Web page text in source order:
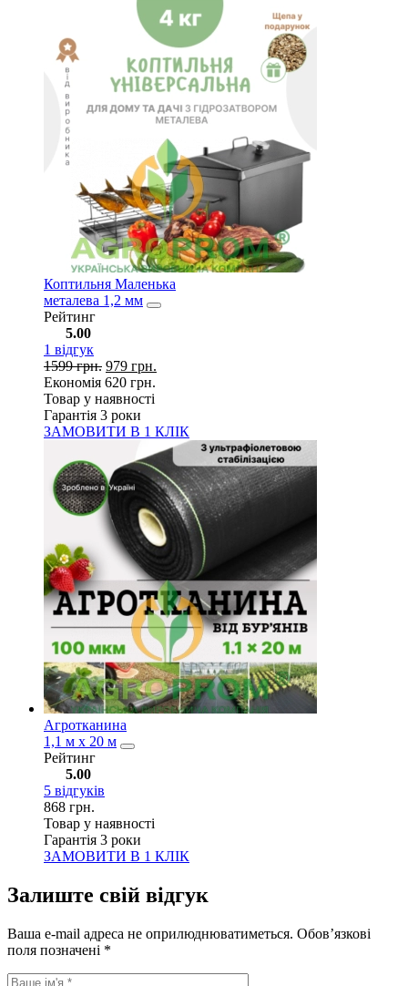
Коптильня Маленька
металева 1,2 мм
Рейтинг
5.00
1 відгук
1599грн. 979 грн.
Економія 620 грн.
Товар у наявності
Гарантія 3 роки
ЗАМОВИТИ В 1 КЛІК
Агротканина
1,1 м х 20 м
Рейтинг
5.00
5 відгуків
868 грн.
Товар у наявності
Гарантія 3 роки
ЗАМОВИТИ В 1 КЛІК
Залиште свій відгук
Ваша e-mail адреса не оприлюднюватиметься. Обов’язкові
поля позначені *